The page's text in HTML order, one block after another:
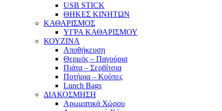
USB STICK
ΘΗΚΕΣ ΚΙΝΗΤΩΝ
ΚΑΘΑΡΙΣΜΟΣ
ΥΓΡΑ ΚΑΘΑΡΙΣΜΟΥ
ΚΟΥΖΙΝΑ
Αποθήκευση
Θερμός – Παγούρια
Πιάτα – Σερβίτσια
Ποτήρια – Κούπες
Lunch Bags
ΔΙΑΚΟΣΜΗΣΗ
Αρωματικά Χώρου